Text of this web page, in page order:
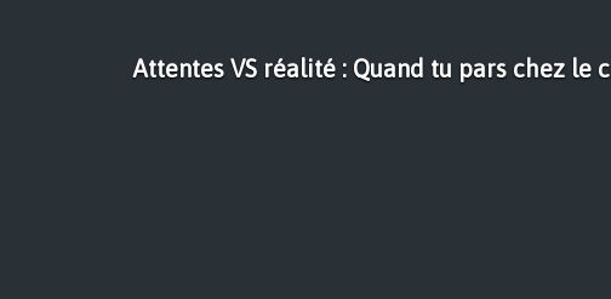
Attentes VS réalité : Quand tu pars chez le